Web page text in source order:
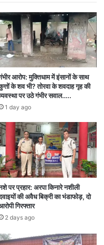
बाद आंध्र पुलिस ने
ये बड़ी साजिश है. जांच की
कार्रवाई की मांग करते
11 अगस्त को बस्तर
सिंह, मनीष सिंह और
के चिंतूर से गिरफ्तार
पर गांजा बरामद किया
सहित छह लोगों के
मामला दर्ज किया
के पत्रकारों ने आरोप
के साथ मिलीभगत
को फंसाया. इस
चव्हाण ने र कोंटा
आरोप: मुक्तिधाम में इंसानों के साथ
के शव भी? तोरवा के शवदाह गृह की
पर उठे गंभीर सवाल…..
1 day ago
पर प्रहार: अरपा किनारे नशीली
की अवैध बिक्री का भंडाफोड़, दो
गिरफ्तार
2 days ago